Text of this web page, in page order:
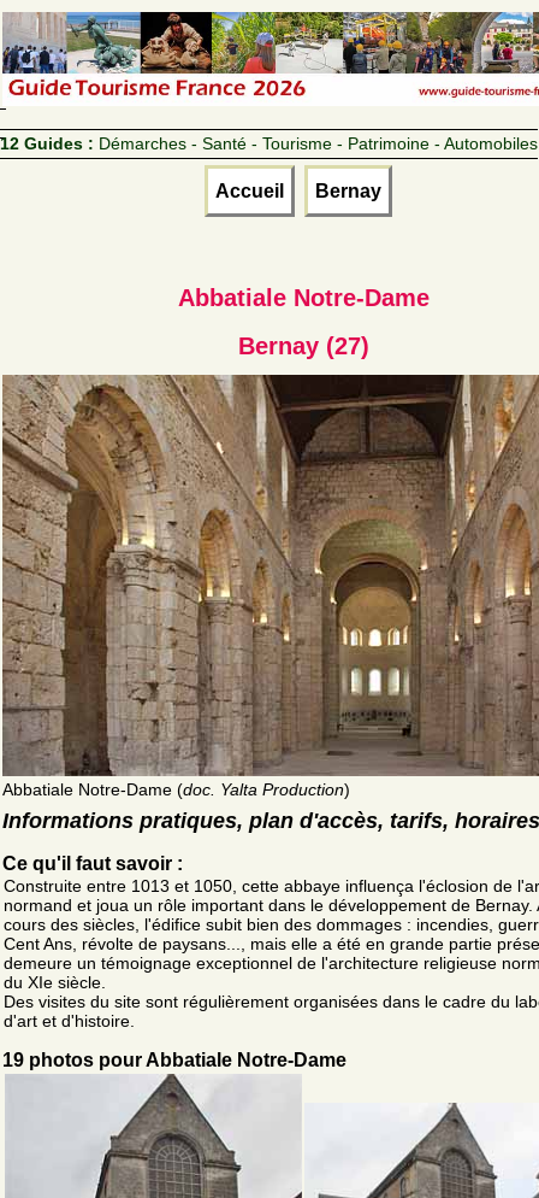
12 Guides : Démarches - Santé - Tourisme - Patrimoine - Automobiles
Accueil Bernay
Abbatiale Notre-Dame
Bernay (27)
Abbatiale Notre-Dame (doc. Yalta Production)
Informations pratiques, plan d'accès, tarifs, horaires
Ce qu'il faut savoir :
Construite entre 1013 et 1050, cette abbaye influença l'éclosion de
normand et joua un rôle important dans le développement de Bernay.
cours des siècles, l'édifice subit bien des dommages : incendies,
Cent Ans, révolte de paysans..., mais elle a été en grande partie
demeure un témoignage exceptionnel de l'architecture religieuse
du XIe siècle.
Des visites du site sont régulièrement organisées dans le cadre du
d'art et d'histoire.
19 photos pour Abbatiale Notre-Dame